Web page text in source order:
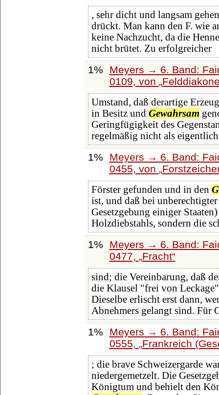
, sehr dicht und langsam
drückt. Man kann den F. wie
keine Nachzucht, da die
nicht brütet. Zu erfolgreicher
1%
Meyers → 6. Band:
0109, von
Umstand, daß derartige
in Besitz und Gewahrsam
Geringfügigkeit des
regelmäßig nicht als
1%
Meyers → 6. Band:
0455, von
Förster gefunden und in den
ist, und daß bei
Gesetzgebung einiger
Holzdiebstahls, sondern die
1%
Meyers → 6. Band:
0477,
Fracht
sind; die Vereinbarung, daß
die Klausel "frei von
Dieselbe erlischt erst dann,
Abnehmers gelangt sind. Für
1%
Meyers → 6. Band:
0555,
Frankreich
; die brave Schweizergarde
niedergemetzelt. Die
Königtum und behielt den